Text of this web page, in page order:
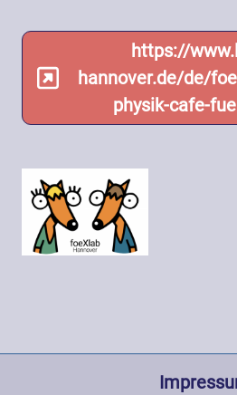
https://
hannover.de/de/
physik-cafe-